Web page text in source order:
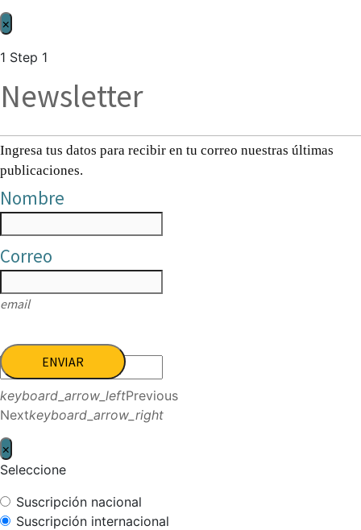
×
1 Step 1
Newsletter
Ingresa tus datos para recibir en tu correo nuestras últimas
publicaciones.
Nombre
Correo
email
ENVIAR
keyboard_arrow_leftPrevious
Nextkeyboard_arrow_right
×
Seleccione
Suscripción nacional
Suscripción internacional